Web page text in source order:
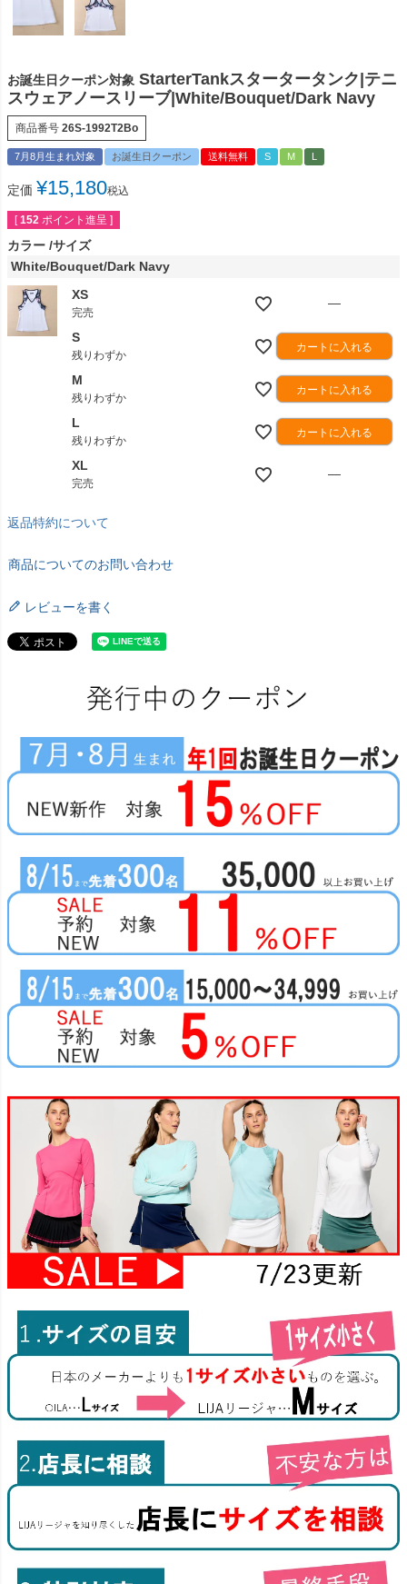
お誕生日クーポン対象 StarterTankスタータータンク|テニ
スウェアノースリーブ|White/Bouquet/Dark Navy
商品番号 26S-1992T2Bo
7月8月生まれ対象 お誕生日クーポン 送料無料 S M
定価 ¥15,180税込
[ 152 ポイント進呈 ]
カラー サイズ
White/Bouquet/Dark Navy
XS
完売
—
S
残りわずか
カートに入れる
M
残りわずか
カートに入れる
L
残りわずか
カートに入れる
XL
完売
—
返品特約について
商品についてのお問い合わせ
レビューを書く